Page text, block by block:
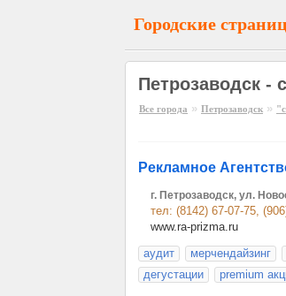
Городские
Петрозаводск -
Все города » Петрозаводск »
Рекламное
г. Петрозаводск, ул.
тел: (8142) 67-07-75,
www.ra-prizma.ru
аудит
мерчендайзинг
дегустации
premium